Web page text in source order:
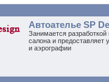
Автоателье SP
Занимается разработкой
салона и предоставляет
и аэрографии